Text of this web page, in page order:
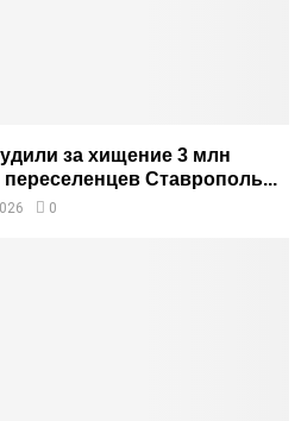
за хищение 3 млн
Ставрополь...
0